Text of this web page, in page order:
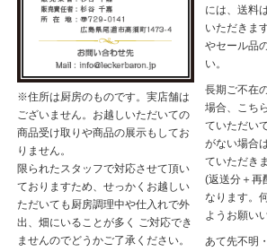
※住所は厨房のものです。実店舗は
ございません。お越しいただいての
商品受け取りや商品の展示もしてお
りません。
限られたスタッフで対応させて頂い
ておりますため、せっかくお越しい
ただいても厨房調理中や仕入れで外
出、畑にいることが多く ご対応でき
ませんのでどうかご了承ください。
には、送料
いただきま
やセール品
い。
長期ご不在
場合、こち
ていただい
がない場合
ていただき
(返送分＋再
なります。
ようお願い
あて先不明